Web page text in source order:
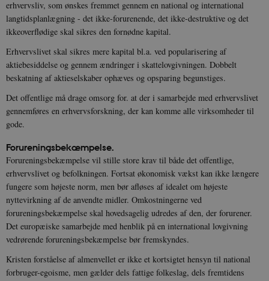
erhvervsliv, som ønskes fremmet gennem en national og international
langtidsplanlægning - det ikke-forurenende, det ikke-destruktive og det
ikkeoverflødige skal sikres den fornødne kapital.
Erhvervslivet skal sikres mere kapital bl.a. ved popularisering af
aktiebesiddelse og gennem ændringer i skattelovgivningen. Dobbelt
beskatning af aktieselskaber ophæves og opsparing begunstiges.
Det offentlige må drage omsorg for. at der i samarbejde med erhvervslivet
gennemføres en erhvervsforskning, der kan komme alle virksomheder til
gode.
Forureningsbekæmpelse.
Forureningsbekæmpelse vil stille store krav til både det offentlige,
erhvervslivet og befolkningen. Fortsat økonomisk vækst kan ikke længere
fungere som højeste norm, men bør afløses af idealet om højeste
nyttevirkning af de anvendte midler. Omkostningerne ved
forureningsbekæmpelse skal hovedsagelig udredes af den, der forurener.
Det europæiske samarbejde med henblik på en international lovgivning
vedrørende forureningsbekæmpelse bør fremskyndes.
Kristen forståelse af almenvellet er ikke et kortsigtet hensyn til national
forbruger-egoisme, men gælder dels fattige folkeslag, dels fremtidens